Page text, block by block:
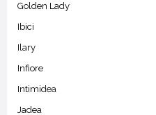
Golden Lady
Ibici
Ilary
Infiore
Intimidea
Jadea